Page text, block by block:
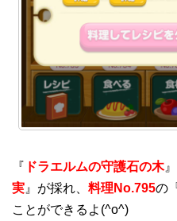
『 ドラエルムの守護石の木
実 』が採れ、 料理No.795の
ことができるよ(^o^)